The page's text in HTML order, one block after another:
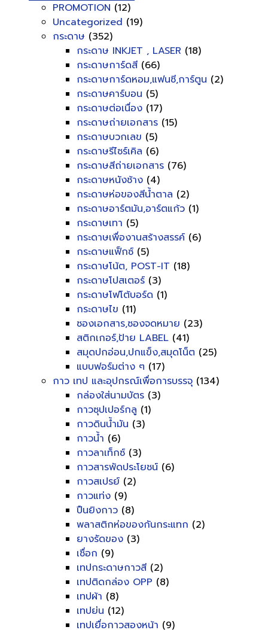
PROMOTION (12)
Uncategorized (19)
กระดาษ (352)
กระดาษ INKJET , LASER (18)
กระดาษการ์ดสี (66)
กระดาษการ์ดหอม,แฟนซี,การ์ตูน (2)
กระดาษคาร์บอน (5)
กระดาษต่อเนื่อง (17)
กระดาษถ่ายเอกสาร (15)
กระดาษบวกเลข (5)
กระดาษรีไซร์เคิล (6)
กระดาษสีถ่ายเอกสาร (76)
กระดาษหนังช้าง (4)
กระดาษห่อของสีน้ำตาล (2)
กระดาษอาร์ตมัน,อาร์ตแก้ว (1)
กระดาษเทา (5)
กระดาษเพื่องานสร้างสรรค์ (6)
กระดาษแฟ็กซ์ (5)
กระดาษโน้ต, POST-IT (18)
กระดาษโปสเตอร์ (3)
กระดาษโฟโต้บอร์ด (1)
กระดาษไข (11)
ซองเอกสาร,ซองจดหมาย (23)
สติกเกอร์,ป้าย LABEL (41)
สมุดปกอ่อน,ปกแข็ง,สมุดโน็ต (25)
แบบฟอร์มต่าง ๆ (17)
กาว เทป และอุปกรณ์เพื่อการบรรจุ (134)
กล่องใส่นามบัตร (3)
กาวซุปเปอร์กลู (1)
กาวดินน้ำมัน (3)
กาวน้ำ (6)
กาวลาเท็กซ์ (3)
กาวสารพัดประโยชน์ (6)
กาวสเปรย์ (2)
กาวแท่ง (9)
ปืนยิงกาว (8)
พลาสติกห่อของกันกระแทก (2)
ยางรัดของ (3)
เชื่อก (9)
เทปกระดาษกาวสี (2)
เทปติดกล่อง OPP (8)
เทปผ้า (8)
เทปย่น (12)
เทปเยื่อกาวสองหน้า (9)